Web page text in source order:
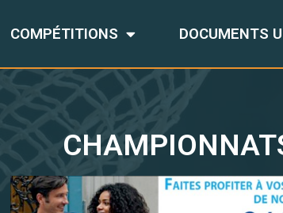
COMPÉTITIONS DOCUMENTS